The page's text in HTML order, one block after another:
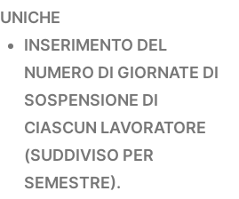
UNICHE
INSERIMENTO DEL
NUMERO DI GIORNATE DI
SOSPENSIONE DI
CIASCUN LAVORATORE
(SUDDIVISO PER
SEMESTRE).